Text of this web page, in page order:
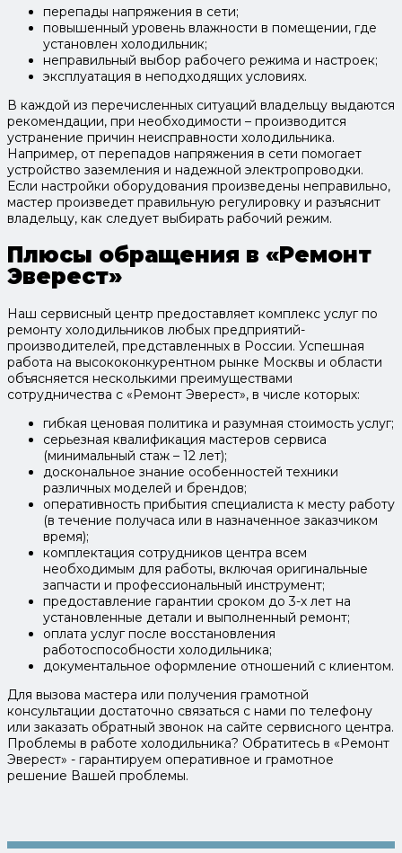
перепады напряжения в сети;
повышенный уровень влажности в помещении, где
установлен холодильник;
неправильный выбор рабочего режима и настроек;
эксплуатация в неподходящих условиях.
В каждой из перечисленных ситуаций владельцу выдаются
рекомендации, при необходимости – производится
устранение причин неисправности холодильника.
Например, от перепадов напряжения в сети помогает
устройство заземления и надежной электропроводки.
Если настройки оборудования произведены неправильно,
мастер произведет правильную регулировку и разъяснит
владельцу, как следует выбирать рабочий режим.
Плюсы обращения в «Ремонт
Эверест»
Наш сервисный центр предоставляет комплекс услуг по
ремонту холодильников любых предприятий-
производителей, представленных в России. Успешная
работа на высококонкурентном рынке Москвы и области
объясняется несколькими преимуществами
сотрудничества с «Ремонт Эверест», в числе которых:
гибкая ценовая политика и разумная стоимость услуг;
серьезная квалификация мастеров сервиса
(минимальный стаж – 12 лет);
доскональное знание особенностей техники
различных моделей и брендов;
оперативность прибытия специалиста к месту работу
(в течение получаса или в назначенное заказчиком
время);
комплектация сотрудников центра всем
необходимым для работы, включая оригинальные
запчасти и профессиональный инструмент;
предоставление гарантии сроком до 3-х лет на
установленные детали и выполненный ремонт;
оплата услуг после восстановления
работоспособности холодильника;
документальное оформление отношений с клиентом.
Для вызова мастера или получения грамотной
консультации достаточно связаться с нами по телефону
или заказать обратный звонок на сайте сервисного центра.
Проблемы в работе холодильника? Обратитесь в «Ремонт
Эверест» - гарантируем оперативное и грамотное
решение Вашей проблемы.